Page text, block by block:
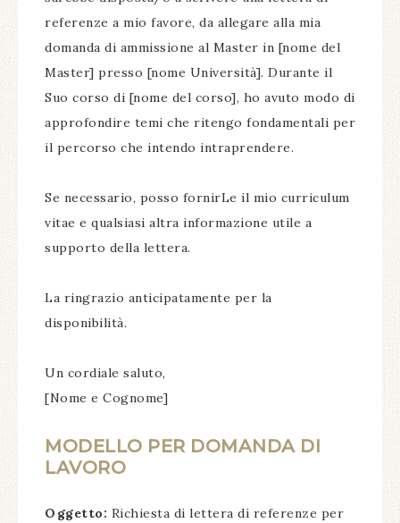
referenze a mio favore, da allegare alla mia
domanda di ammissione al Master in [nome del
Master] presso [nome Università]. Durante il
Suo corso di [nome del corso], ho avuto modo di
approfondire temi che ritengo fondamentali per
il percorso che intendo intraprendere.
Se necessario, posso fornirLe il mio curriculum
vitae e qualsiasi altra informazione utile a
supporto della lettera.
La ringrazio anticipatamente per la
disponibilità.
Un cordiale saluto,
[Nome e Cognome]
MODELLO PER DOMANDA DI
LAVORO
Oggetto: Richiesta di lettera di referenze per